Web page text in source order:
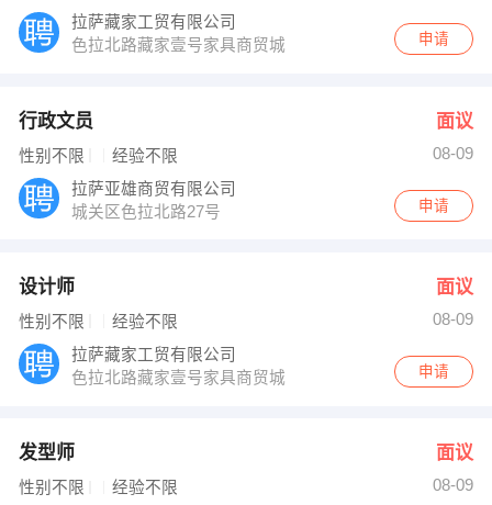
拉萨藏家工贸有限公司
色拉北路藏家壹号家具商贸城
申请
行政文员 面议
性别不限 经验不限
08-09
拉萨亚雄商贸有限公司
城关区色拉北路27号
申请
设计师 面议
性别不限 经验不限
08-09
拉萨藏家工贸有限公司
色拉北路藏家壹号家具商贸城
申请
发型师 面议
性别不限 经验不限
08-09